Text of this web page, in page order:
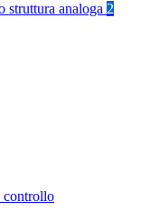
struttura analoga 2
controllo